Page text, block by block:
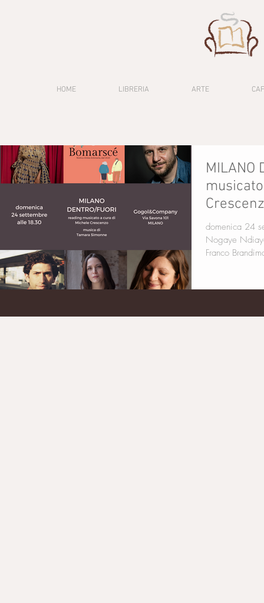
HOME LIBRERIA ARTE
MILANO
domenica 24
Nogaye
Franco